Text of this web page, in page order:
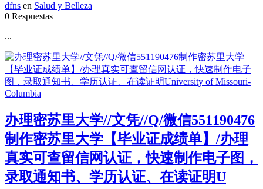
dfns en Salud y Belleza
0 Respuestas
...
办理密苏里大学//文凭//Q/微信551190476
制作密苏里大学【毕业证成绩单】/办理
真实可查留信网认证，快速制作电子图，
录取通知书、学历认证、在读证明U